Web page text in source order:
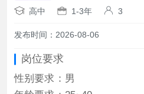
高中 1-3年 3
发布时间：2026-08-06
岗位要求
性别要求 ： 男